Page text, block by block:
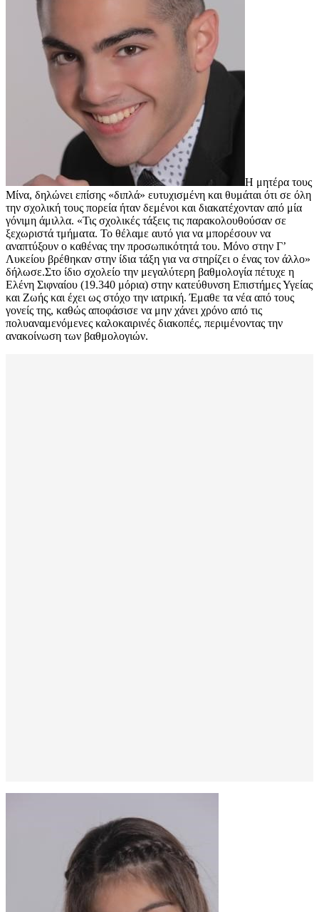
Η μητέρα τους
Μίνα, δηλώνει επίσης «διπλά» ευτυχισμένη και θυμάται ότι σε όλη
την σχολική τους πορεία ήταν δεμένοι και διακατέχονταν από μία
γόνιμη άμιλλα. «Τις σχολικές τάξεις τις παρακολουθούσαν σε
ξεχωριστά τμήματα. Το θέλαμε αυτό για να μπορέσουν να
αναπτύξουν ο καθένας την προσωπικότητά του. Μόνο στην Γ’
Λυκείου βρέθηκαν στην ίδια τάξη για να στηρίζει ο ένας τον άλλο»
δήλωσε.Στο ίδιο σχολείο την μεγαλύτερη βαθμολογία πέτυχε η
Ελένη Σιφναίου (19.340 μόρια) στην κατεύθυνση Επιστήμες Υγείας
και Ζωής και έχει ως στόχο την ιατρική. Έμαθε τα νέα από τους
γονείς της, καθώς αποφάσισε να μην χάνει χρόνο από τις
πολυαναμενόμενες καλοκαιρινές διακοπές, περιμένοντας την
ανακοίνωση των βαθμολογιών.